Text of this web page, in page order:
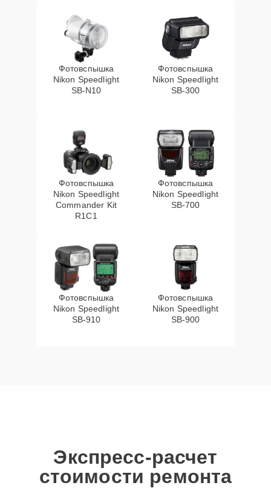
Фотовспышка
Nikon Speedlight
SB-N10
Фотовспышка
Nikon Speedlight
SB-300
Фотовспышка
Nikon Speedlight
Commander Kit
R1C1
Фотовспышка
Nikon Speedlight
SB-700
Фотовспышка
Nikon Speedlight
SB-910
Фотовспышка
Nikon Speedlight
SB-900
Экспресс-расчет
стоимости ремонта